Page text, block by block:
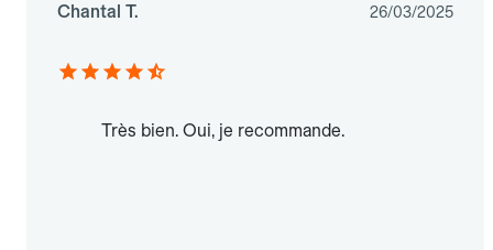
Chantal T. 26/03/2025
Très bien. Oui, je recommande.